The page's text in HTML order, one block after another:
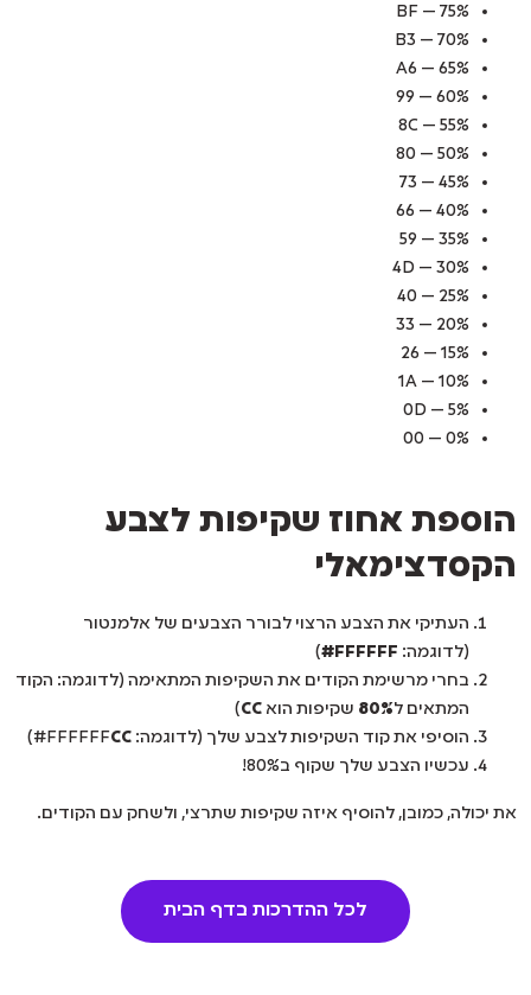
75% — BF
70% — B3
65% — A6
60% — 99
55% — 8C
50% — 80
45% — 73
40% — 66
35% — 59
30% — 4D
25% — 40
20% — 33
15% — 26
10% — 1A
5% — 0D
0% — 00
הוספת אחוז שקיפות לצבע
הקסדצימאלי
העתיקי את הצבע הרצוי לבורר הצבעים של אלמנטור
(לדוגמה: FFFFFF#
)
בחרי מרשימת הקודים את השקיפות המתאימה (לדוגמה: הקוד
המתאים ל80% שקיפות הוא CC
)
הוסיפי את קוד השקיפות לצבע שלך (לדוגמה: FFFFFF CC
#)
עכשיו הצבע שלך שקוף ב80%!
את יכולה, כמובן, להוסיף איזה שקיפות שתרצי, ולשחק עם הקודים.
לכל ההדרכות בדף הבית